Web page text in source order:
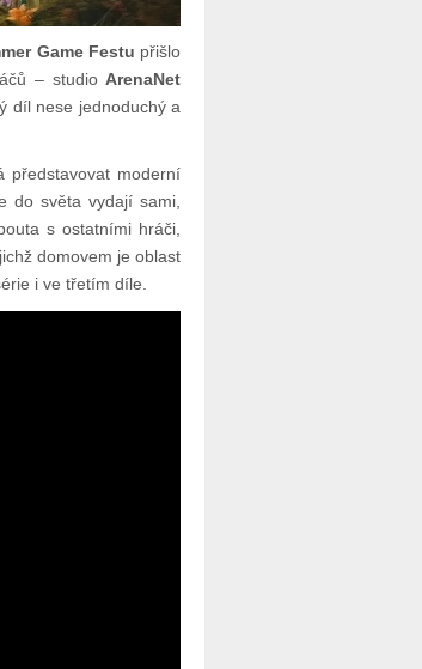
Game Festu přišlo
– studioArenaNet
díl nese jednoduchý a
představovat moderní
do světa vydají sami,
s ostatními hráči,
domovem je oblast
i ve třetím díle.